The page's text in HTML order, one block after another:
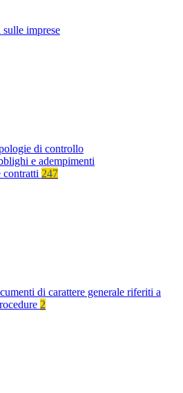
imprese
di controllo
e adempimenti
contratti 247
di carattere generale riferiti a
2